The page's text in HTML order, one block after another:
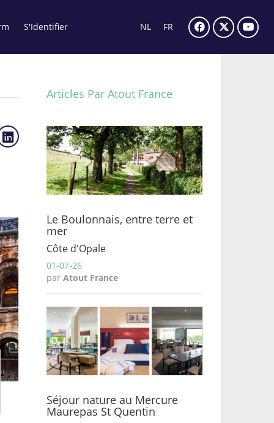
S'Identifier NL FR
Articles Par Atout France
Le Boulonnais, entre terre et
mer
Côte d'Opale
01-07-26
par Atout France
Séjour nature au Mercure
Maurepas St Quentin